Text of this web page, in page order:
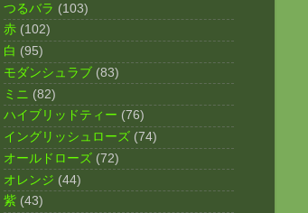
つるバラ (103)
赤 (102)
白 (95)
モダンシュラブ (83)
ミニ (82)
ハイブリッドティー (76)
イングリッシュローズ (74)
オールドローズ (72)
オレンジ (44)
紫 (43)